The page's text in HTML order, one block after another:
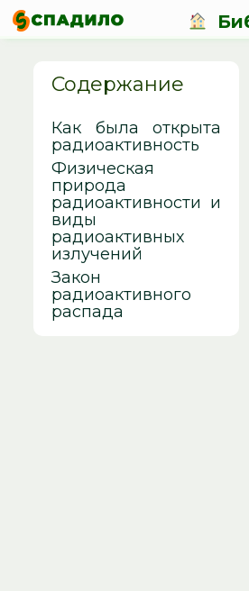
Содержание
Как была открыта
радиоактивность
Физическая
природа
радиоактивности и
виды
радиоактивных
излучений
Закон
радиоактивного
распада